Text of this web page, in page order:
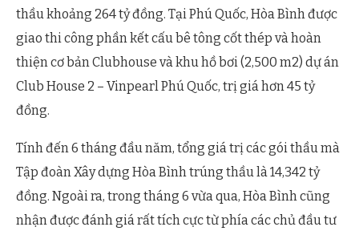
thầu khoảng 264 tỷ đồng. Tại Phú Quốc, Hòa Bình được
giao thi công phần kết cấu bê tông cốt thép và hoàn
thiện cơ bản Clubhouse và khu hồ bơi (2,500 m2) dự án
Club House 2 – Vinpearl Phú Quốc, trị giá hơn 45 tỷ
đồng.
Tính đến 6 tháng đầu năm, tổng giá trị các gói thầu mà
Tập đoàn Xây dựng Hòa Bình trúng thầu là 14,342 tỷ
đồng. Ngoài ra, trong tháng 6 vừa qua, Hòa Bình cũng
nhận được đánh giá rất tích cực từ phía các chủ đầu tư